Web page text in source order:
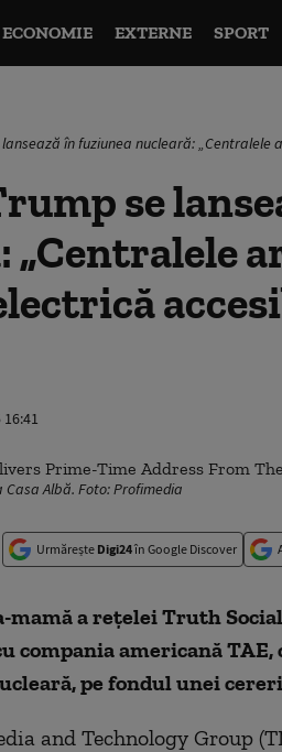
ECONOMIE EXTERNE SPORT
lansează în fuziunea nucleară:
se
„Centralele
16:41
Casa Albă. Foto: Profimedia
Urmărește Digi24în Google Discover
mamă a reţelei Truth
compania americană
pe fondul unei
and Technology Group